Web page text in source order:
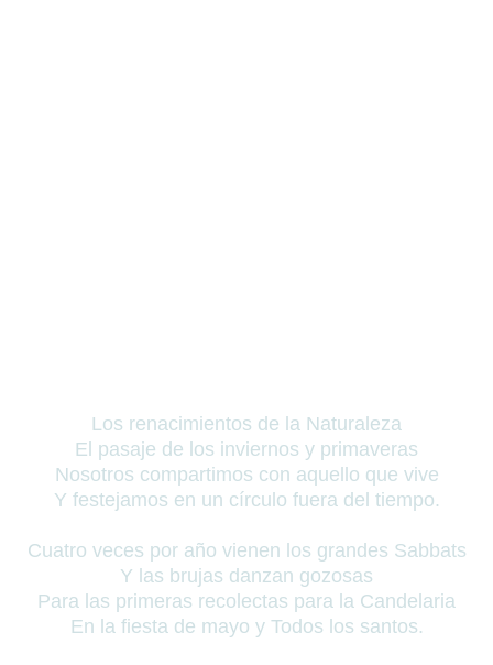
Los renacimientos de la Naturaleza
El pasaje de los inviernos y primaveras
Nosotros compartimos con aquello que vive
Y festejamos en un círculo fuera del tiempo.
Cuatro veces por año vienen los grandes Sabbats
Y las brujas danzan gozosas
Para las primeras recolectas para la Candelaria
En la fiesta de mayo y Todos los santos.